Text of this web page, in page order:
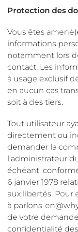
Protection des
Vous êtes
informations
notamment lors
contact. Les
à usage exclusif
en aucun cas
soit à des tiers.
Tout utilisateur
directement ou
demander la
l’administrateur
échéant,
6 janvier 1978
aux libertés. Pour
à parlons-
de votre
confidentialité